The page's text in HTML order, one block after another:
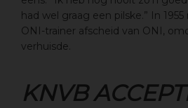
had wel graag een pilske.” In
ONI-trainer afscheid van ONI,
verhuisde.
KNVB